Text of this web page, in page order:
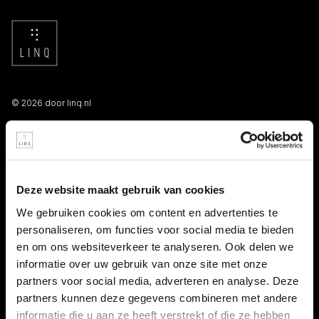
Deze website maakt gebruik van cookies
We gebruiken cookies om content en advertenties te
personaliseren, om functies voor social media te bieden
en om ons websiteverkeer te analyseren. Ook delen we
informatie over uw gebruik van onze site met onze
partners voor social media, adverteren en analyse. Deze
partners kunnen deze gegevens combineren met andere
informatie die u aan ze heeft verstrekt of die ze hebben
© 2026 door linq.nl
LINKS
Persooneelsgids uitzendkrachten
Antidiscriminatiebeleid
Klacht indienen